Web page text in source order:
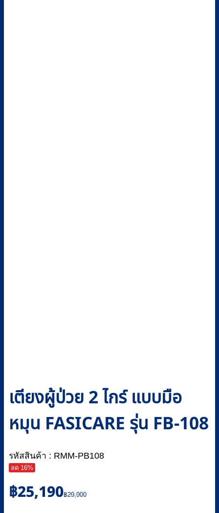
เตียงผู้ป่วย 2 ไกร์ แบบมือ
หมุน FASICARE รุ่น FB-108
รหัสสินค้า : RMM-PB108
ลด 16%
฿29,900
Original
price
฿25,190
Current
price